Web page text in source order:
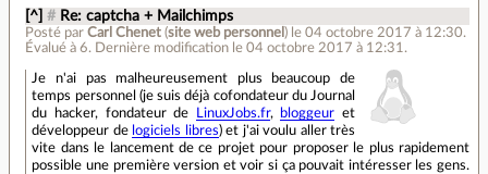
[^] # Re: captcha + Mailchimps
Posté parCarl Chenet (site web personnel ) le 04 octobre 2017 à 12:30.
Évalué à6. Dernière modification le 04 octobre 2017 à 12:31.
Je n'ai pas malheureusement plus beaucoup de
temps personnel (je suis déjà cofondateur du Journal
du hacker, fondateur de
LinuxJobs.fr, bloggeur et
développeur de logiciels libres) et j'ai voulu aller très
vite dans le lancement de ce projet pour proposer le plus rapidement
possible une première version et voir si ça pouvait intéresser les gens.